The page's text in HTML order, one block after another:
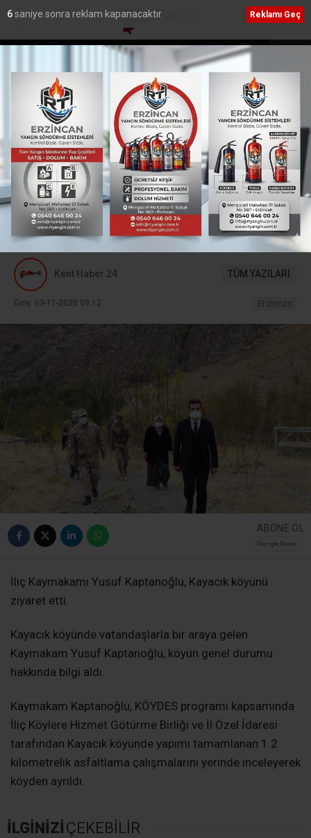
HSK Başkanvekili Aydoğdu ve Teftiş Kurulu
Erdem’den Erzincan Adliyesi’ne ziyaret
Ana Sayfa›Erzincan
Kaymakam Kaptanoğlu,
Kayacık köyünü ziyaret
etti
KAYMAKAM KAPTANOĞLU, KAYACIK KÖYÜNÜ
ZİYARET ETTİ
Kent Haber 24 TÜM YAZILARI
Giriş: 03-11-2020 09:12 Erzincan
ABONE OL
İliç Kaymakamı Yusuf Kaptanoğlu, Kayacık köyünü
ziyaret etti.
Kayacık köyünde vatandaşlarla bir araya gelen
Kaymakam Yusuf Kaptanoğlu, köyün genel durumu
hakkında bilgi aldı.
Kaymakam Kaptanoğlu, KÖYDES programı kapsamında
İliç Köylere Hizmet Götürme Birliği ve İl Özel İdaresi
tarafından Kayacık köyünde yapımı tamamlanan 1.2
kilometrelik asfaltlama çalışmalarını yerinde inceleyerek
köyden ayrıldı.
İLGİNİZİ ÇEKEBİLİR
5saniye sonra reklam kapanacaktır. Reklamı Geç